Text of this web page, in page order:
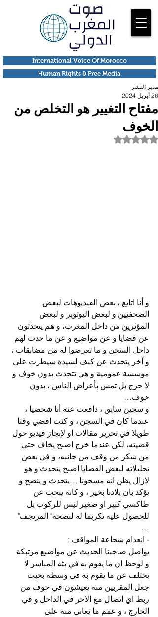
Human Rights & Free Media
International Voice Of Morocco
مفتاح التغيير هو التخلص من
الخوف
مدير النشر
26 أبريل 2024
تم التقييم بـ ليس رقمًا من أصل 5 نجوم.
و أنا اتابع ، بعض الفيديوهات لبعض
الصحفيين و لبعض اليوتوبر و لبعض
المؤثرين من داخل المغرب، و هم يتحدثون
عن قضايا و عن مواضيع و عن ما حدث لهم
داخل السجن و ما تعرضوا له من مضايقات ،
و آخر يتحدث عن كيف لسيدة سيطرت على
مؤسسة عمومية و هي تتحدث بدون خوف و
لا حرج بل تمس بأعراض الناس ، بدون
خوف…
و سجين سابق ، دافعت عنه أنا شخصيا ،
عندما كان في السجن ، و كنت اقضي وقتا
طويلا في تحرير مقالات او لإنجاز فيديو حول
قضيته، لكن عندما خرج اصبح يخاف حتى
من شكر من وقف من جانبه، و في بعض
تحليلاته لبعض القضايا اصبح يتحدث و هو
لازال يظن انه مسجونا …يتحدث و ينصح و
يؤكد بان بلادنا بخير ، و كانه يبحث عن
طاكسي كبير او صغير ليس للركوب بل
للحصول عليه تكريما له لنصحه" المرتجف"
…
- انعدام شجاعة المواقف :
يواصل صاحبنا الحديث عن مواضيع مرتبكة
و لوحظ ان ما يقوم به في بثه المباشر لا
يختلف عن ما يقوم به في وسطه بحيث
جعل المقربين منه يعيشون في خوف من
ربط اي اتصال مع الاخر في الداخل و في
الخارج ، و عمم ما يعاني منه على